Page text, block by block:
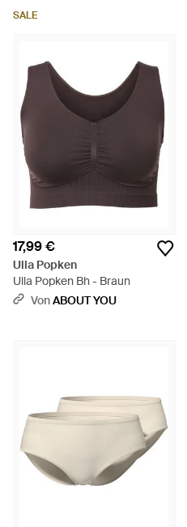
SALE
17,99 €
Ulla Popken
Ulla Popken Bh - Braun
VonABOUT YOU